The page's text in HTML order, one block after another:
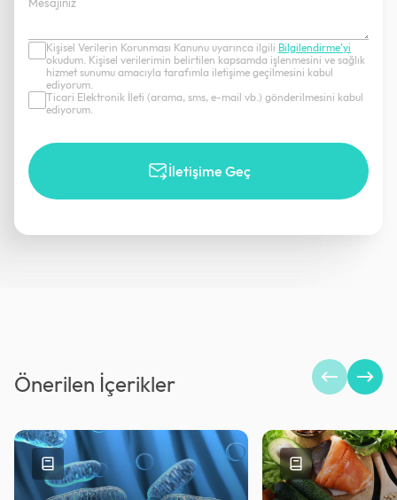
Kişisel Verilerin Korunması Kanunu uyarınca ilgili Bilgilendirme’yi
okudum. Kişisel verilerimin belirtilen kapsamda işlenmesini ve sağlık
hizmet sunumu amacıyla tarafımla iletişime geçilmesini kabul
ediyorum.
Ticari Elektronik İleti (arama, sms, e-mail vb.) gönderilmesini kabul
ediyorum.
İletişime Geç
Önerilen İçerikler